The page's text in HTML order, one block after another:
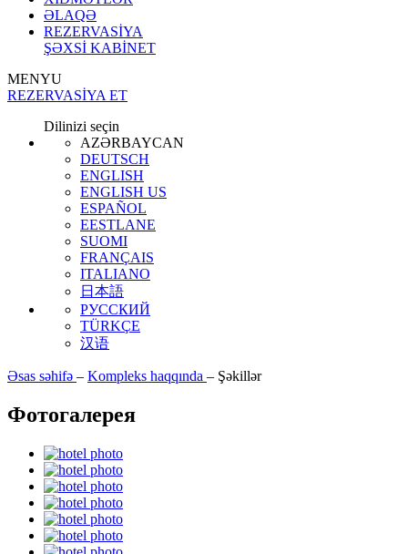
ƏLAQƏ
REZERVASİYA
ŞƏXSİ KABİNET
MENYU
REZERVASİYA ET
Dilinizi seçin
AZƏRBAYCAN
DEUTSCH
ENGLISH
ENGLISH US
ESPAÑOL
EESTLANE
SUOMI
FRANÇAIS
ITALIANO
日本語
РУССКИЙ
TÜRKÇE
汉语
Əsas səhifə – Kompleks haqqında – Şəkillər
Фотогалерея